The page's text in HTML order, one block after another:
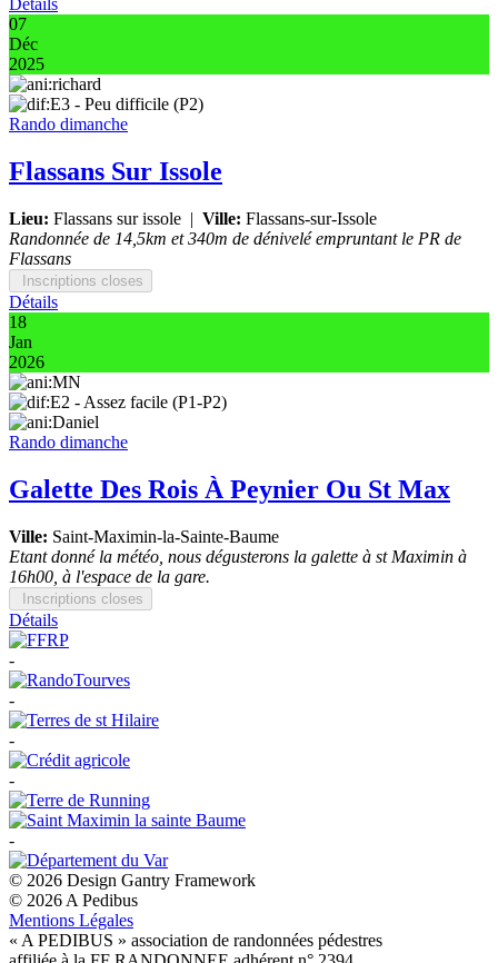
Détails
07
Déc
2025
Rando dimanche
Flassans Sur Issole
Lieu: Flassans sur issole | Ville: Flassans-sur-Issole
Randonnée de 14,5km et 340m de dénivelé empruntant le PR de
Flassans
Inscriptions closes
Détails
18
Jan
2026
Rando dimanche
Galette Des Rois À Peynier Ou St Max
Ville: Saint-Maximin-la-Sainte-Baume
Etant donné la météo, nous dégusterons la galette à st Maximin à
16h00, à l'espace de la gare.
Inscriptions closes
Détails
-
-
-
-
-
© 2026 Design Gantry Framework
© 2026 A Pedibus
Mentions Légales
« A PEDIBUS » association de randonnées pédestres